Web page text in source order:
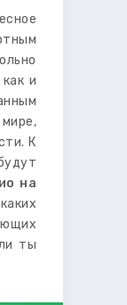
и
К
на
ты